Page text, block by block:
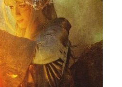
от обновяване и промяна.
за три седмици -
добре да правим и какво да
тук